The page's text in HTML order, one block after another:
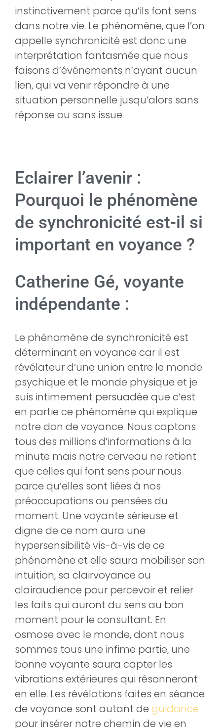
instinctivement parce qu’ils font sens
dans notre vie. Le phénomène, que l’on
appelle synchronicité est donc une
interprétation fantasmée que nous
faisons d’événements n’ayant aucun
lien, qui va venir répondre à une
situation personnelle jusqu’alors sans
réponse ou sans issue.
Eclairer l’avenir :
Pourquoi le phénomène
de synchronicité est-il si
important en voyance ?
Catherine Gé, voyante
indépendante :
Le phénomène de synchronicité est
déterminant en voyance car il est
révélateur d’une union entre le monde
psychique et le monde physique et je
suis intimement persuadée que c’est
en partie ce phénomène qui explique
notre don de voyance. Nous captons
tous des millions d’informations à la
minute mais notre cerveau ne retient
que celles qui font sens pour nous
parce qu’elles sont liées à nos
préoccupations ou pensées du
moment. Une voyante sérieuse et
digne de ce nom aura une
hypersensibilité vis-à-vis de ce
phénomène et elle saura mobiliser son
intuition, sa clairvoyance ou
clairaudience pour percevoir et relier
les faits qui auront du sens au bon
moment pour le consultant. En
osmose avec le monde, dont nous
sommes tous une infime partie, une
bonne voyante saura capter les
vibrations extérieures qui résonneront
en elle. Les révélations faites en séance
de voyance sont autant de guidance
pour insérer notre chemin de vie en